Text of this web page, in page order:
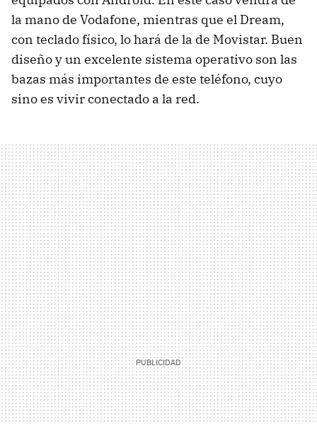
la mano de Vodafone, mientras que el Dream,
con teclado físico, lo hará de la de Movistar. Buen
diseño y un excelente sistema operativo son las
bazas más importantes de este teléfono, cuyo
sino es vivir conectado a la red.